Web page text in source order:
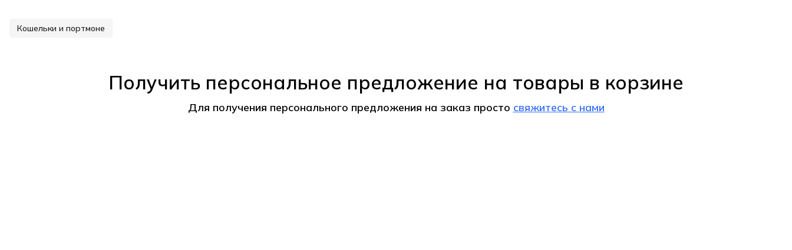
Кошельки и портмоне
Получить персональное предложение на товары в корзине
Для получения персонального предложения на заказ просто свяжитесь с нами